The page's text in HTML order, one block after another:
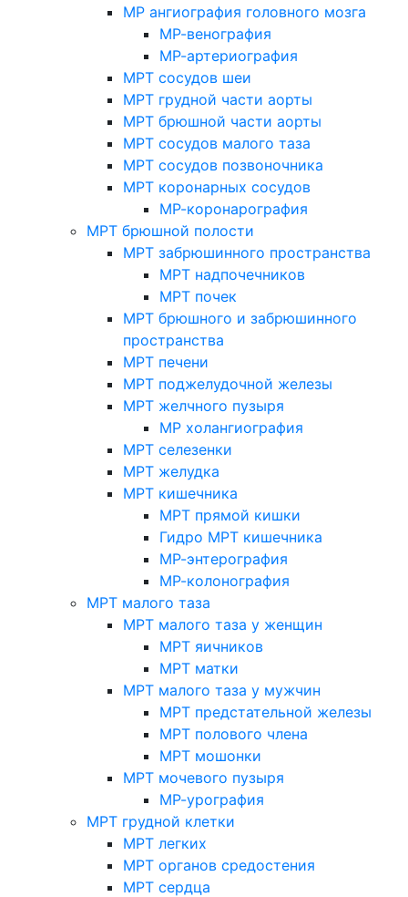
МР ангиография головного мозга
МР-венография
МР-артериография
МРТ сосудов шеи
МРТ грудной части аорты
МРТ брюшной части аорты
МРТ сосудов малого таза
МРТ сосудов позвоночника
МРТ коронарных сосудов
МР-коронарография
МРТ брюшной полости
МРТ забрюшинного пространства
МРТ надпочечников
МРТ почек
МРТ брюшного и забрюшинного
пространства
МРТ печени
МРТ поджелудочной железы
МРТ желчного пузыря
МР холангиография
МРТ селезенки
МРТ желудка
МРТ кишечника
МРТ прямой кишки
Гидро МРТ кишечника
МР-энтерография
МР-колонография
МРТ малого таза
МРТ малого таза у женщин
МРТ яичников
МРТ матки
МРТ малого таза у мужчин
МРТ предстательной железы
МРТ полового члена
МРТ мошонки
МРТ мочевого пузыря
МР-урография
МРТ грудной клетки
МРТ легких
МРТ органов средостения
МРТ сердца